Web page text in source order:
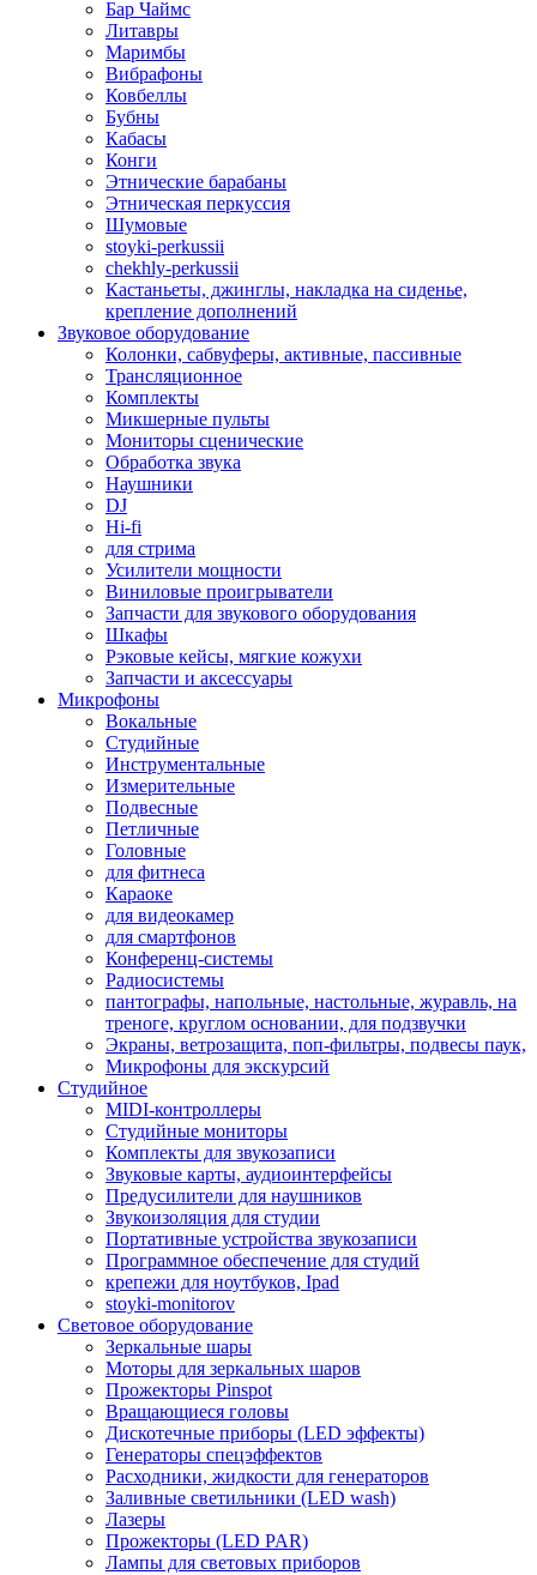
Бар Чаймс
Литавры
Маримбы
Вибрафоны
Ковбеллы
Бубны
Кабасы
Конги
Этнические барабаны
Этническая перкуссия
Шумовые
stoyki-perkussii
chekhly-perkussii
Кастаньеты, джинглы, накладка на сиденье,
крепление дополнений
Звуковое оборудование
Колонки, сабвуферы, активные, пассивные
Трансляционное
Комплекты
Микшерные пульты
Мониторы сценические
Обработка звука
Наушники
DJ
Hi-fi
для стрима
Усилители мощности
Виниловые проигрыватели
Запчасти для звукового оборудования
Шкафы
Рэковые кейсы, мягкие кожухи
Запчасти и аксессуары
Микрофоны
Вокальные
Студийные
Инструментальные
Измерительные
Подвесные
Петличные
Головные
для фитнеса
Караоке
для видеокамер
для смартфонов
Конференц-системы
Радиосистемы
пантографы, напольные, настольные, журавль, на
треноге, круглом основании, для подзвучки
Экраны, ветрозащита, поп-фильтры, подвесы паук,
Микрофоны для экскурсий
Студийное
MIDI-контроллеры
Студийные мониторы
Комплекты для звукозаписи
Звуковые карты, аудиоинтерфейсы
Предусилители для наушников
Звукоизоляция для студии
Портативные устройства звукозаписи
Программное обеспечение для студий
крепежи для ноутбуков, Ipad
stoyki-monitorov
Световое оборудование
Зеркальные шары
Моторы для зеркальных шаров
Прожекторы Pinspot
Вращающиеся головы
Дискотечные приборы (LED эффекты)
Генераторы спецэффектов
Расходники, жидкости для генераторов
Заливные светильники (LED wash)
Лазеры
Прожекторы (LED PAR)
Лампы для световых приборов